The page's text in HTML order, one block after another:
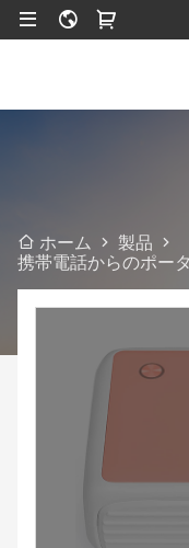
ホーム
製品
携帯電話からのポー